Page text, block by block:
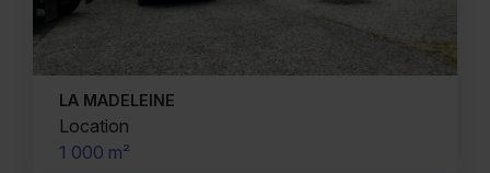
LA MADELEINE
Location
1 000 m²